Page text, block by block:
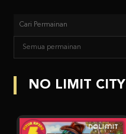
NO LIMIT CITY